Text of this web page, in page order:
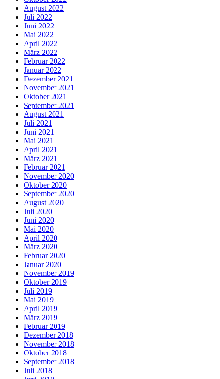
August 2022
Juli 2022
Juni 2022
Mai 2022
April 2022
März 2022
Februar 2022
Januar 2022
Dezember 2021
November 2021
Oktober 2021
September 2021
August 2021
Juli 2021
Juni 2021
Mai 2021
April 2021
März 2021
Februar 2021
November 2020
Oktober 2020
September 2020
August 2020
Juli 2020
Juni 2020
Mai 2020
April 2020
März 2020
Februar 2020
Januar 2020
November 2019
Oktober 2019
Juli 2019
Mai 2019
April 2019
März 2019
Februar 2019
Dezember 2018
November 2018
Oktober 2018
September 2018
Juli 2018